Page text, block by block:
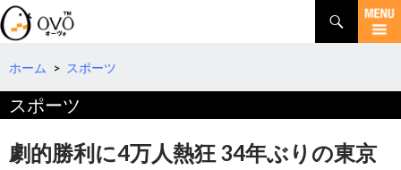
検
索
コ
テ
へ
移
動
ホーム > スポーツ
スポーツ
劇的勝利に4万人熱狂 34年ぶりの東京